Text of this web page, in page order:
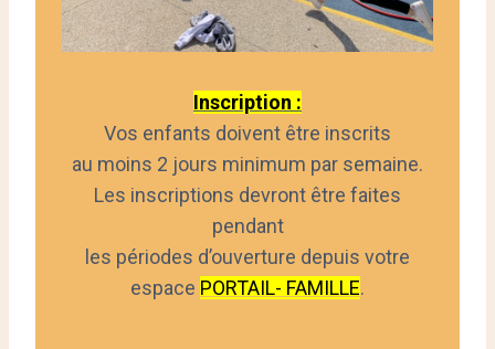
Inscription :
Vos enfants doivent être inscrits
au moins 2 jours minimum par semaine.
Les inscriptions devront être faites
pendant
les périodes d’ouverture depuis votre
espace PORTAIL- FAMILLE.